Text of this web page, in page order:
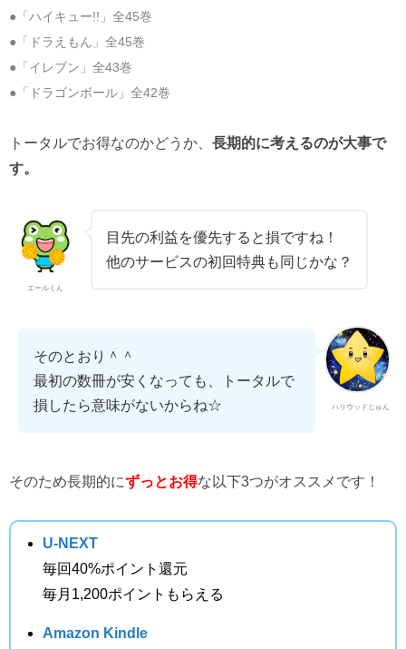
●「ハイキュー!!」全45巻
●「ドラえもん」全45巻
●「イレブン」全43巻
●「ドラゴンボール」全42巻
トータルでお得なのかどうか、 長期的に考えるのが大事で
す。
エールくん
目先の利益を優先すると損ですね！
他のサービスの初回特典も同じかな？
ハリウッドじゅん
そのとおり＾＾
最初の数冊が安くなっても、トータルで
損したら意味がないからね☆
そのため長期的にずっとお得な以下3つがオススメです！
U-NEXT
毎回40%ポイント還元
毎月1,200ポイントもらえる
Amazon Kindle